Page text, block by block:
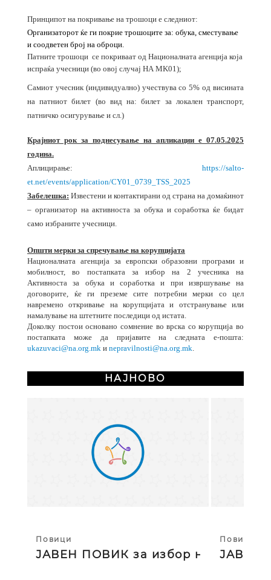
Принципот на покривање на трошоци е следниот:
Организаторот ќе ги покрие трошоците за: обука, сместување
и соодветен број на оброци.
Патните трошоци се покриваат од Националната агенција која
испраќа учесници (во овој случај НА MK01);
Самиот учесник (индивидуално) учествува со 5% од висината
на патниот билет (во вид на: билет за локален транспорт,
патничко осигурување и сл.)
Крајниот рок за поднесување на апликации е 07.05.2025
година.
Аплицирање: https://salto-
et.net/events/application/CY01_0739_TSS_2025
Забелешка: Известени и контактирани од страна на домаќинот
– организатор на активноста за обука и соработка ќе бидат
само избраните учесници.
Општи мерки за спречување на корупцијата
Националната агенција за европски образовни програми и
мобилност, во постапката за избор на 2 учесника на
Активноста за обука и соработка и при извршување на
договорите, ќе ги преземе сите потребни мерки со цел
навремено откривање на корупцијата и отстранување или
намалување на штетните последици од истата.
Доколку постои основано сомнение во врска со корупција во
постапката може да пријавите на следната е-пошта:
ukazuvaci@na.org.mk и nepravilnosti@na.org.mk.
НАЈНОВО
Повици
ЈАВЕН ПОВИК за избор на тројца
Повици
ЈАВЕН